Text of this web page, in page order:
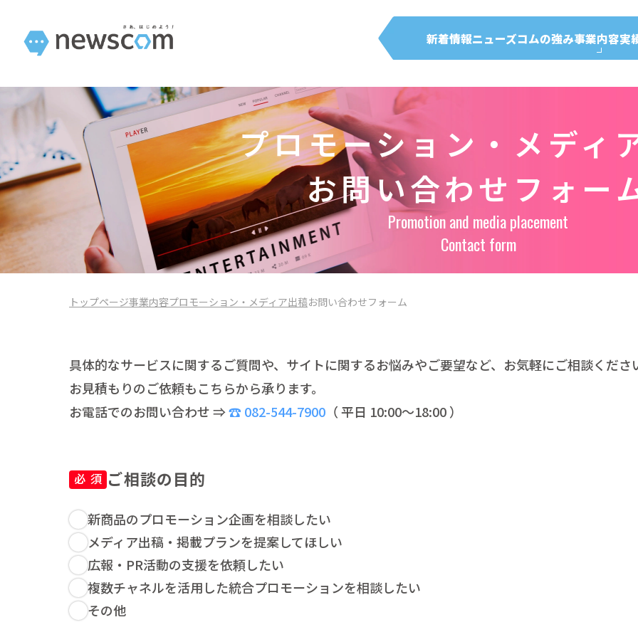
新着情報ニューズコムの強み事業内容実
プロモーション・メディ
お問い合わせフォー
Promotion and media placement
Contact form
トップページ事業内容プロモーション・メディア出稿お問い合わせフォーム
具体的なサービスに関するご質問や、サイトに関するお悩みやご要望など、お気軽にご相談くださ
お見積もりのご依頼もこちらから承ります。
お電話でのお問い合わせ ⇒
082-544-7900 （ 平日 10:00～18:00 ）
必 須 ご相談の目的
新商品のプロモーション企画を相談したい
メディア出稿・掲載プランを提案してほしい
広報・PR活動の支援を依頼したい
複数チャネルを活用した統合プロモーションを相談したい
その他